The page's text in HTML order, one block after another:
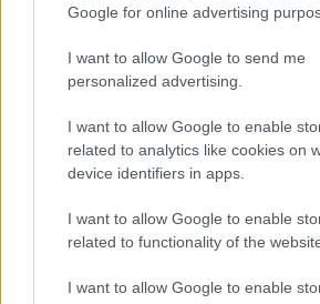
Google for online advertising
I want to allow Google to send me
personalized advertising.
I want to allow Google to enable
related to analytics like cookies on
device identifiers in apps.
I want to allow Google to enable
related to functionality of the
I want to allow Google to enable
Művésztelep, Csíkszereda (Románia);
Országos Nyári Tárlat, Debrecen; Ház,
Makó; Miniprint ?98, Újpest Galéria,
Új kép, V.A.M. Design Galéria,
Nemzetközi Művésztelep, Mamü
Nemzetközi Grafikai Biennále, Moderna
Művészeti Múzeum Képtára, Győr;